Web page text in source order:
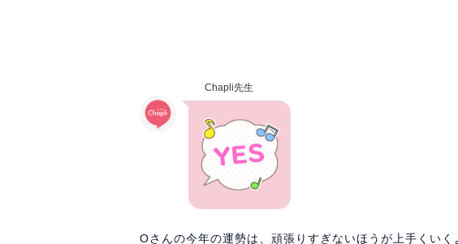
Chapli先生
Oさんの今年の運勢は、頑張りすぎないほうが上手くいく